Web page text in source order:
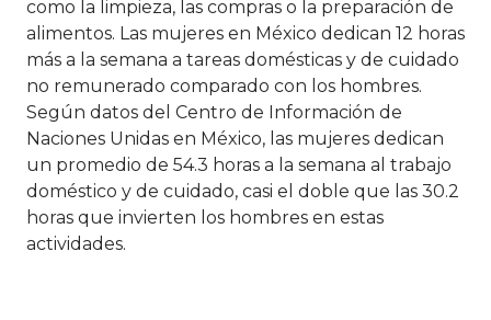
como la limpieza, las compras o la preparación de
alimentos. Las mujeres en México dedican 12 horas
más a la semana a tareas domésticas y de cuidado
no remunerado comparado con los hombres.
Según datos del Centro de Información de
Naciones Unidas en México, las mujeres dedican
un promedio de 54.3 horas a la semana al trabajo
doméstico y de cuidado, casi el doble que las 30.2
horas que invierten los hombres en estas
actividades.